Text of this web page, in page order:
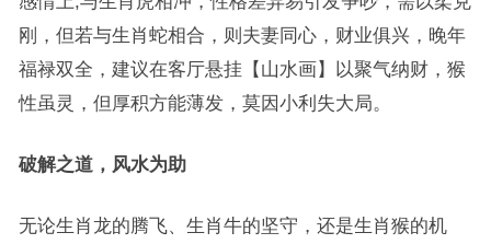
刚，但若与生肖蛇相合，则夫妻同心，财业俱兴，晚年
福禄双全，建议在客厅悬挂【山水画】以聚气纳财，猴
性虽灵，但厚积方能薄发，莫因小利失大局。
破解之道，风水为助
无论生肖龙的腾飞、生肖牛的坚守，还是生肖猴的机